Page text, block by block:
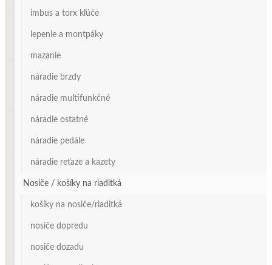
imbus a torx kľúče
lepenie a montpáky
mazanie
náradie brzdy
náradie multifunkčné
náradie ostatné
náradie pedále
náradie reťaze a kazety
Nosiče / košíky na riaditká
košíky na nosiče/riaditká
nosiče dopredu
nosiče dozadu